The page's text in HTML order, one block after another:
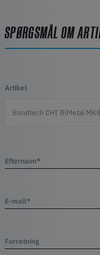
SPØRGSMÅL OM
Artikel
Efternavn*
E-mail*
Forretning